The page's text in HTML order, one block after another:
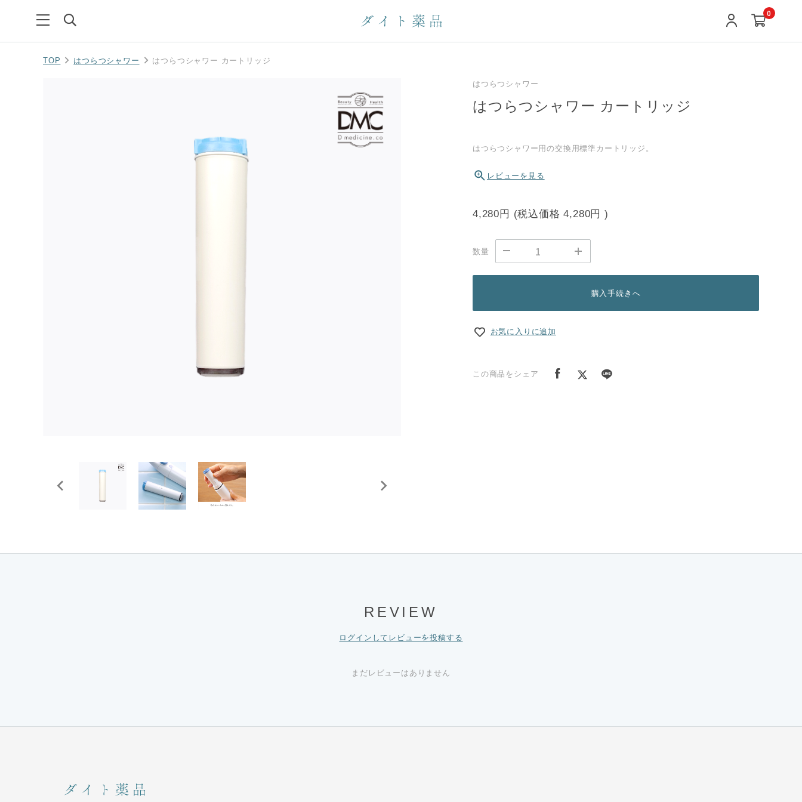
0
TOP はつらつシャワー はつらつシャワー カートリッジ
はつらつシャワー
はつらつシャワー カートリッジ
はつらつシャワー用の交換用標準カートリッジ。
レビューを見る
4,280円 (税込価格4,280円 )
数量
購入手続きへ
お気に入りに追加
この商品をシェア
REVIEW
ログインしてレビューを投稿する
まだレビューはありません